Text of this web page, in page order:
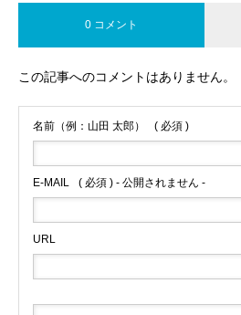
0 コメント
この記事へのコメントはありません。
名前（例：山田 太郎） ( 必須 )
E-MAIL ( 必須 ) - 公開されません -
URL